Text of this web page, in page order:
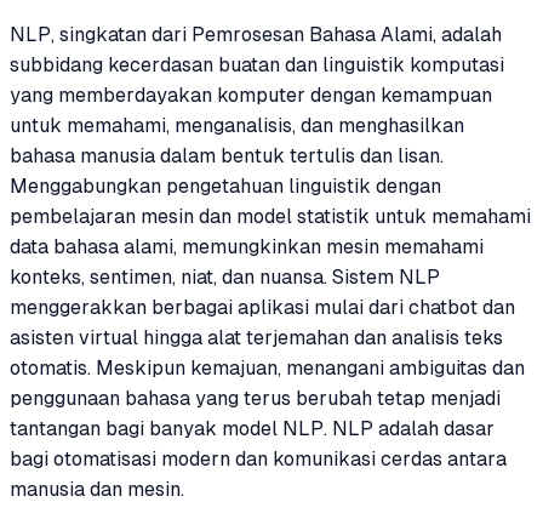
NLP, singkatan dari Pemrosesan Bahasa Alami, adalah
subbidang kecerdasan buatan dan linguistik komputasi
yang memberdayakan komputer dengan kemampuan
untuk memahami, menganalisis, dan menghasilkan
bahasa manusia dalam bentuk tertulis dan lisan.
Menggabungkan pengetahuan linguistik dengan
pembelajaran mesin dan model statistik untuk memahami
data bahasa alami, memungkinkan mesin memahami
konteks, sentimen, niat, dan nuansa. Sistem NLP
menggerakkan berbagai aplikasi mulai dari chatbot dan
asisten virtual hingga alat terjemahan dan analisis teks
otomatis. Meskipun kemajuan, menangani ambiguitas dan
penggunaan bahasa yang terus berubah tetap menjadi
tantangan bagi banyak model NLP. NLP adalah dasar
bagi otomatisasi modern dan komunikasi cerdas antara
manusia dan mesin.